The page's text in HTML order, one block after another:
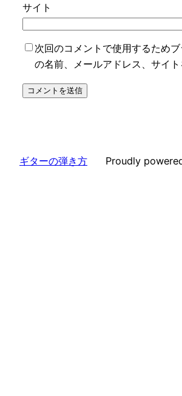
サイト
次回のコメントで使用するため
の名前、メールアドレス、サイト
ギターの弾き方 Proudly